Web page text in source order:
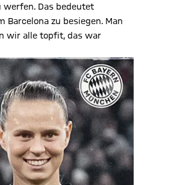
werfen. Das bedeutet
Barcelona zu besiegen. Man
wir alle topfit, das war